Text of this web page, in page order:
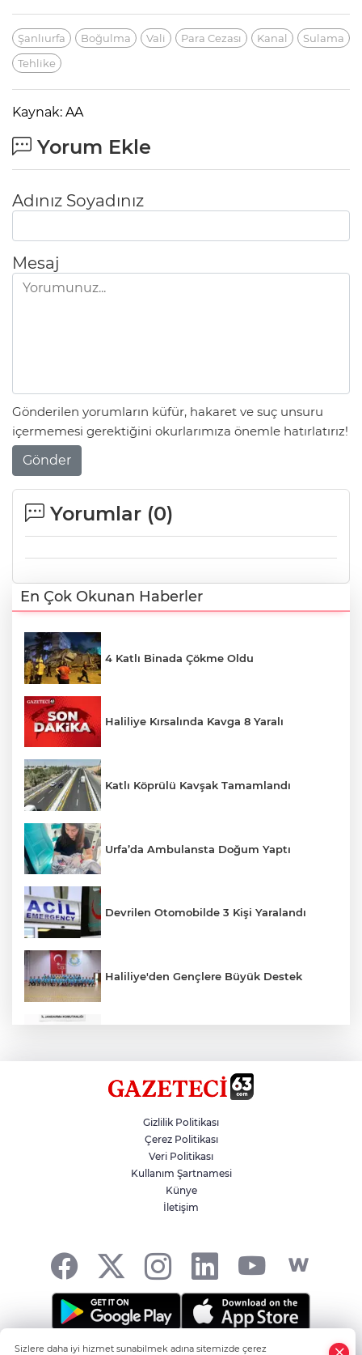
Şanlıurfa Boğulma Vali Para Cezası Kanal
Sulama
Tehlike
Kaynak: AA
Yorum Ekle
Adınız Soyadınız
Mesaj
Gönderilen yorumların küfür, hakaret ve suç unsuru
içermemesi gerektiğini okurlarımıza önemle hatırlatırız!
Gönder
Yorumlar (0)
En Çok Okunan Haberler
4 Katlı Binada Çökme Oldu
Haliliye Kırsalında Kavga 8 Yaralı
Katlı Köprülü Kavşak Tamamlandı
Urfa’da Ambulansta Doğum Yaptı
Devrilen Otomobilde 3 Kişi Yaralandı
Haliliye'den Gençlere Büyük Destek
Hikmet Başak’tan Ulaşım Çalışması
Atatürk Bulvarında Asfalt Yenileniyor
Gizlilik Politikası
Çerez Politikası
Veri Politikası
Kullanım Şartnamesi
Künye
İletişim
Sizlere daha iyi hizmet sunabilmek adına sitemizde çerez